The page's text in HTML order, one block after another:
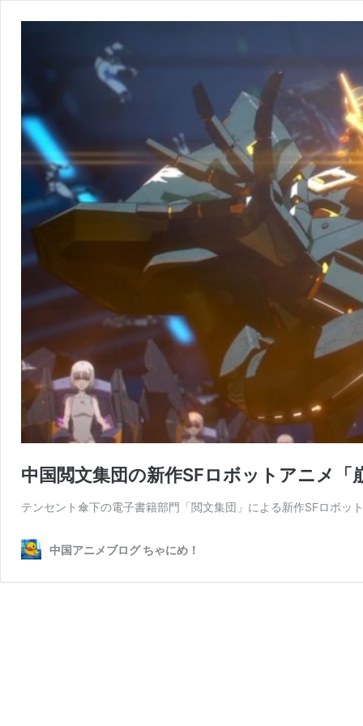
中国閲文集団の新作SFロボットアニメ
テンセント傘下の電子書籍部門「閲文集団」による新作SFロボ
中国アニメブログ ちゃにめ！